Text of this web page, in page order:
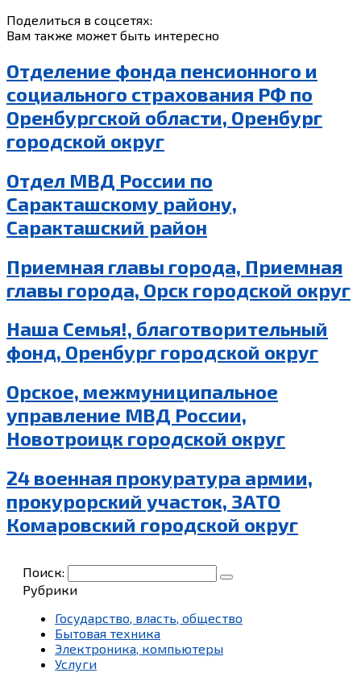
Поделиться в соцсетях:
Вам также может быть интересно
Отделение фонда пенсионного и
социального страхования РФ по
Оренбургской области, Оренбург
городской округ
Отдел МВД России по
Саракташскому району,
Саракташский район
Приемная главы города, Приемная
главы города, Орск городской округ
Наша Семья!, благотворительный
фонд, Оренбург городской округ
Орское, межмуниципальное
управление МВД России,
Новотроицк городской округ
24 военная прокуратура армии,
прокурорский участок, ЗАТО
Комаровский городской округ
Поиск:
Рубрики
Государство, власть, общество
Бытовая техника
Электроника, компьютеры
Услуги